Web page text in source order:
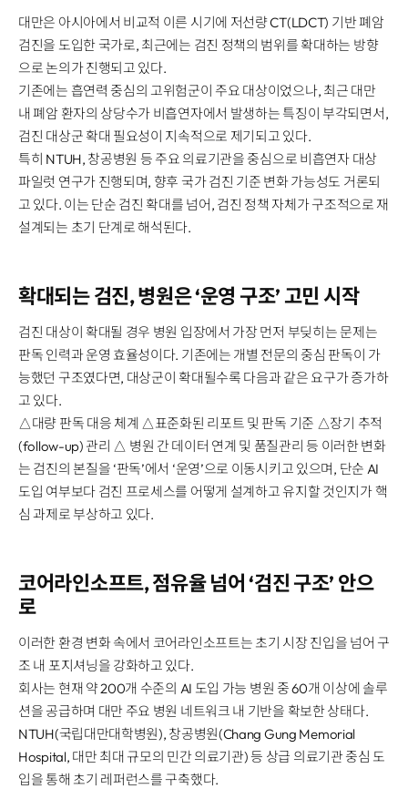
aview Modeler
aview Pseudonymization Server
대만은 아시아에서 비교적 이른 시기에 저선량 CT(LDCT) 기반 폐암
검진을 도입한 국가로, 최근에는 검진 정책의 범위를 확대하는 방향
으로 논의가 진행되고 있다.
기존에는 흡연력 중심의 고위험군이 주요 대상이었으나, 최근 대만
내 폐암 환자의 상당수가 비흡연자에서 발생하는 특징이 부각되면서,
검진 대상군 확대 필요성이 지속적으로 제기되고 있다.
특히 NTUH, 창공병원 등 주요 의료기관을 중심으로 비흡연자 대상
파일럿 연구가 진행되며, 향후 국가 검진 기준 변화 가능성도 거론되
고 있다. 이는 단순 검진 확대를 넘어, 검진 정책 자체가 구조적으로 재
설계되는 초기 단계로 해석된다.
확대되는 검진, 병원은 ‘운영 구조’ 고민 시작
검진 대상이 확대될 경우 병원 입장에서 가장 먼저 부딪히는 문제는
판독 인력과 운영 효율성이다. 기존에는 개별 전문의 중심 판독이 가
능했던 구조였다면, 대상군이 확대될수록 다음과 같은 요구가 증가하
고 있다.
△대량 판독 대응 체계 △표준화된 리포트 및 판독 기준 △장기 추적
(follow-up) 관리 △ 병원 간 데이터 연계 및 품질관리 등 이러한 변화
는 검진의 본질을 ‘판독’에서 ‘운영’으로 이동시키고 있으며, 단순 AI
도입 여부보다 검진 프로세스를 어떻게 설계하고 유지할 것인지가 핵
심 과제로 부상하고 있다.
코어라인소프트, 점유율 넘어 ‘검진 구조’ 안으
로
이러한 환경 변화 속에서 코어라인소프트는 초기 시장 진입을 넘어 구
조 내 포지셔닝을 강화하고 있다.
회사는 현재 약 200개 수준의 AI 도입 가능 병원 중 60개 이상에 솔루
션을 공급하며 대만 주요 병원 네트워크 내 기반을 확보한 상태다.
NTUH(국립대만대학병원), 창공병원(Chang Gung Memorial
Hospital, 대만 최대 규모의 민간 의료기관) 등 상급 의료기관 중심 도
입을 통해 초기 레퍼런스를 구축했다.